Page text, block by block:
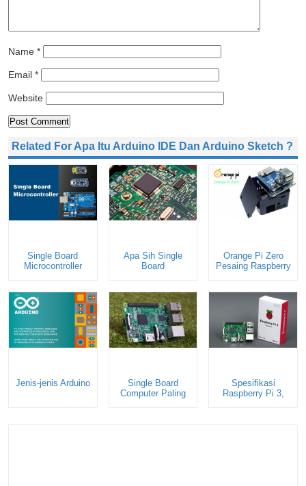
Name *
Email *
Website
Related For Apa Itu Arduino IDE Dan Arduino Sketch ?
Single Board
Microcontroller
Apa Sih Single
Board
Orange Pi Zero
Pesaing Raspberry
Jenis-jenis Arduino
Single Board
Computer Paling
Spesifikasi
Raspberry Pi 3,